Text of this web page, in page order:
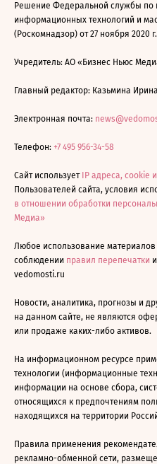
Решение Федеральной службы по
информационных технологий и
(Роскомнадзор) от 27 ноября 2020
Учредитель: АО «Бизнес Ньюс
Главный редактор: Казьмина
Электронная почта:
Телефон: +7 495 956-34-58
Сайт использует IP адреса, cookie
Пользователей сайта, условия
в отношении обработки
Медиа»
Любое использование материалов
соблюдении правил перепечатки
vedomosti.ru
Новости, аналитика, прогнозы и
на данном сайте, не являются
или продаже каких-либо активов.
На информационном ресурсе
технологии (информационные
информации на основе сбора,
относящихся к предпочтениям
находящихся на территории
Правила применения
рекламно-обменной сети,